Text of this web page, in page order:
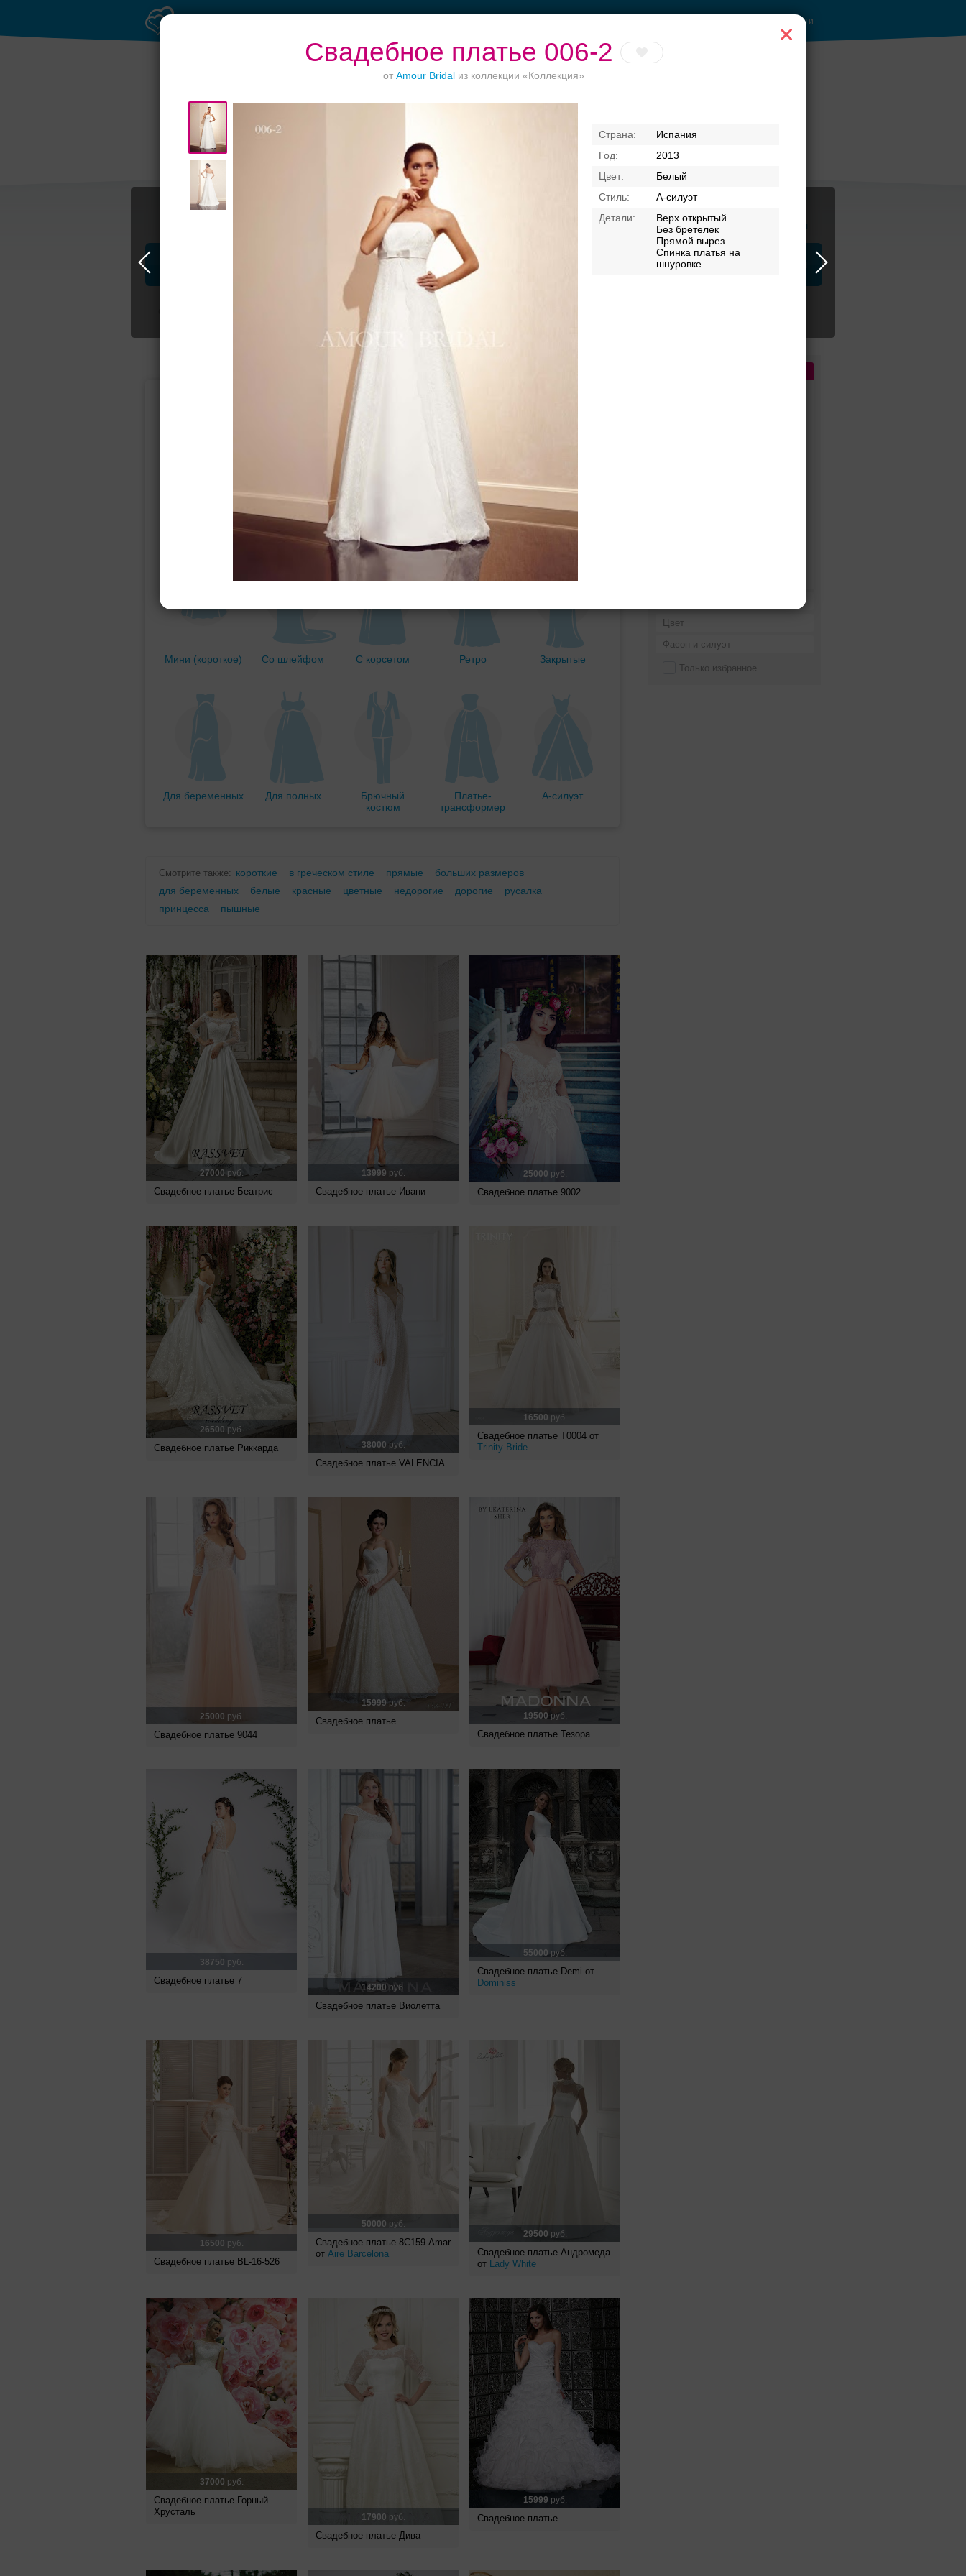
Свадебное платье 006-2
от Amour Bridal из коллекции «Коллекция»
Испания
2013
Белый
А-силуэт
Верх открытый
Без бретелек
Прямой вырез
Спинка платья на
шнуровке
Войти
Журнал
Свадебные платья Банкет ЗАГСы
Цвет
Фасон и силуэт
Только избранное
Подбор свадебного платья
Прямое Принцесса Бальное
Мини (короткое) Со шлейфом С корсетом Ретро Закрытые
Для беременных Для полных
Брючный
костюм
Платье-
трансформер
А-силуэт
Смотрите также: короткие в греческом стиле прямые
больших размеров
для беременных
белые красные цветные недорогие дорогие
русалка
принцесса
пышные
27000 руб.
Свадебное платье Беатрис
13999 руб.
Свадебное платье Ивани
25000 руб.
Свадебное платье 9002
26500 руб.
Свадебное платье Риккарда 38000 руб.
Свадебное платье VALENCIA
16500 руб.
Свадебное платье Т0004 от
Trinity Bride
25000 руб.
Свадебное платье 9044
15999руб.
Свадебное платье 19500 руб.
Свадебное платье Тезора
38750 руб.
Свадебное платье 7
14200 руб.
Свадебное платье Виолетта
55000руб.
Свадебное платье Demi от
Dominiss
16500 руб.
Свадебное платье BL-16-526
50000 руб.
Свадебное платье 8C159-Amar
от Aire Barcelona
29500 руб.
Свадебное платье Андромеда
от Lady White
37000 руб.
Свадебное платье Горный
Хрусталь
17900 руб.
Свадебное платье Дива
15999 руб.
Свадебное платье